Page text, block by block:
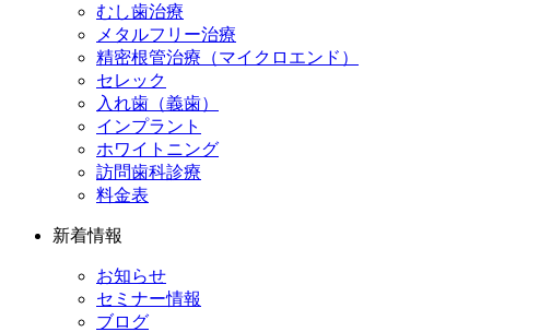
むし歯治療
メタルフリー治療
精密根管治療（マイクロエンド）
セレック
入れ歯（義歯）
インプラント
ホワイトニング
訪問歯科診療
料金表
新着情報
お知らせ
セミナー情報
ブログ